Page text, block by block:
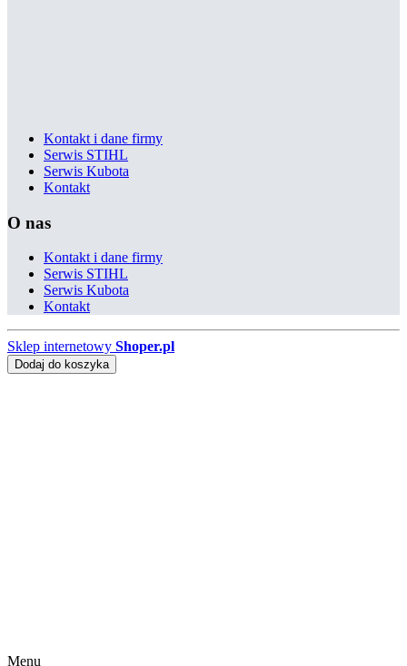
Kontakt i dane firmy
Serwis STIHL
Serwis Kubota
Kontakt
O nas
Kontakt i dane firmy
Serwis STIHL
Serwis Kubota
Kontakt
Sklep internetowy Shoper.pl
Dodaj do koszyka
Menu